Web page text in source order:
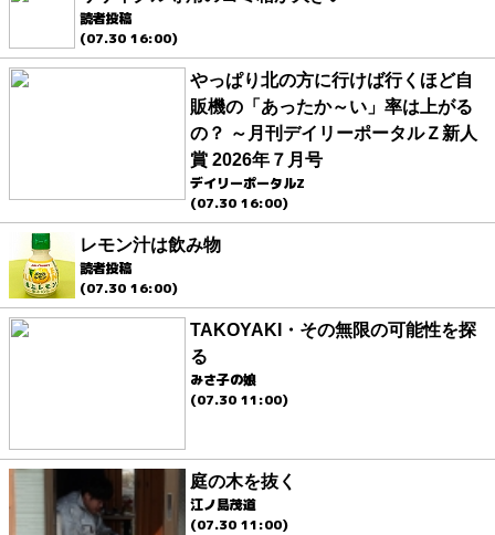
読者投稿
(07.30 16:00)
やっぱり北の方に行けば行くほど自
販機の「あったか～い」率は上がる
の？ ～月刊デイリーポータルＺ新人
賞 2026年７月号
デイリーポータルZ
(07.30 16:00)
レモン汁は飲み物
読者投稿
(07.30 16:00)
TAKOYAKI・その無限の可能性を探
る
みさ子の娘
(07.30 11:00)
庭の木を抜く
江ノ島茂道
(07.30 11:00)